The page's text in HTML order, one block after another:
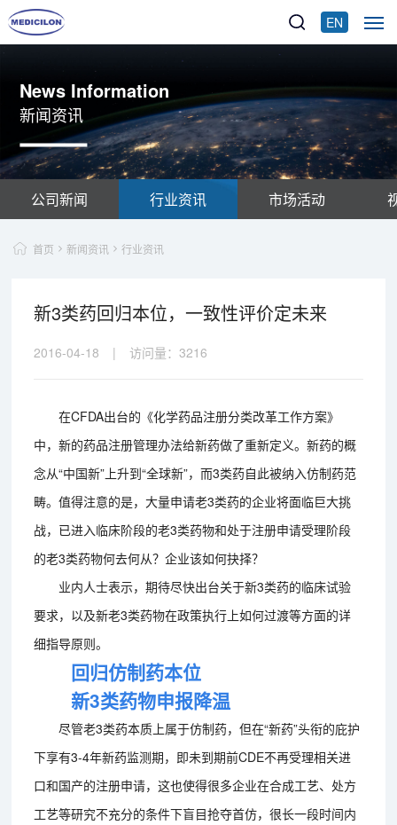
EN
News Information
新闻资讯
公司新闻 行业资讯 市场活动
首页 新闻资讯 行业资讯
新3类药回归本位，一致性评价定未来
2016-04-18 | 访问量：3216
在CFDA出台的《化学药品注册分类改革工作方案》
中，新的药品注册管理办法给新药做了重新定义。新药的概
念从“中国新”上升到“全球新”，而3类药自此被纳入仿制药范
畴。值得注意的是，大量申请老3类药的企业将面临巨大挑
战，已进入临床阶段的老3类药物和处于注册申请受理阶段
的老3类药物何去何从？企业该如何抉择？
业内人士表示，期待尽快出台关于新3类药的临床试验
要求，以及新老3类药物在政策执行上如何过渡等方面的详
细指导原则。
回归仿制药本位
新3类药物申报降温
尽管老3类药本质上属于仿制药，但在“新药”头衔的庇护
下享有3-4年新药监测期，即未到期前CDE不再受理相关进
口和国产的注册申请，这也使得很多企业在合成工艺、处方
工艺等研究不充分的条件下盲目抢夺首仿，很长一段时间内